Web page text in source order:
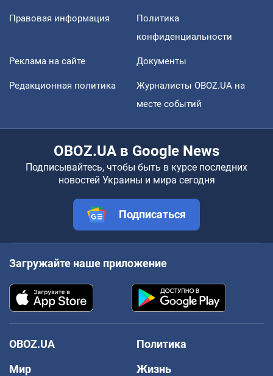
Правовая информация
Политика
конфиденциальности
Реклама на сайте Документы
Редакционная политика
Журналисты OBOZ.UA на
месте событий
OBOZ.UA в Google News
Подписывайтесь, чтобы быть в курсе последних
новостей Украины и мира сегодня
Подписаться
Загружайте наше приложение
OBOZ.UA
Политика
Мир
Жизнь